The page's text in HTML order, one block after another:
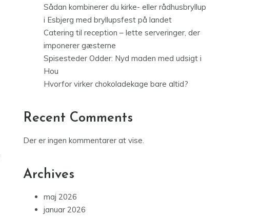
Sådan kombinerer du kirke- eller rådhusbryllup
i Esbjerg med bryllupsfest på landet
Catering til reception – lette serveringer, der
imponerer gæsterne
Spisesteder Odder: Nyd maden med udsigt i
Hou
Hvorfor virker chokoladekage bare altid?
Recent Comments
Der er ingen kommentarer at vise.
Archives
maj 2026
januar 2026